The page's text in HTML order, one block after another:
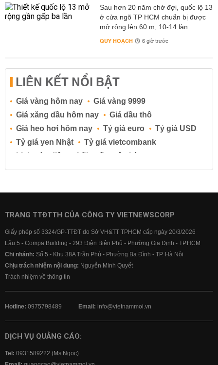
Sau hơn 20 năm chờ đợi, quốc lộ 13
ở cửa ngõ TP HCM chuẩn bị được
mở rộng lên 60 m, 10-14 làn...
QUY HOẠCH 6 giờ trước
LIÊN KẾT NỔI BẬT
Giá vàng hôm nay
Giá vàng 9999
Giá xăng dầu hôm nay
Giá dầu thô
Giá heo hơi hôm nay
Tỷ giá euro
Tỷ giá USD
Tỷ giá yen Nhật
Tỷ giá vietcombank
Lịch cúp điện
Lãi suất ngân hàng
Lãi suất tiết kiệm
Lãi suất tiền gửi
Lãi suất ngân hàng BIDV
Lãi suất ngân hàng Vietcombank
TRANG TTĐTTH CỦA CÔNG TY VIETNEWSCORP
Giấy phép số 3324/GP-TTĐT do Sở VH&TT TPHCM cấp ngày 20/3/2026
Lầu 5 - Compa Building - 293 Điện Biên Phủ - Phường Gia Định - TP.HCM
Chi nhánh: Số 5 - Khu 38A Trần Phú - Phường Ba Đình - TP. Hà Nội
Chịu trách nhiệm nội dung: Nguyễn Minh Quyết
Trách nhiệm về thông tin
Hotline: 0975798489 Email: info@vietnammoi.vn
DỊCH VỤ QUẢNG CÁO:
Tel: 0931589222 (Ms Ngọc)